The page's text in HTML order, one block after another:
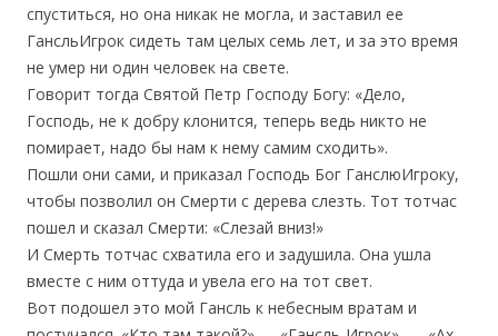
спуститься, но она никак не могла, и заставил ее
ГансльИгрок сидеть там целых семь лет, и за это время
не умер ни один человек на свете.
Говорит тогда Святой Петр Господу Богу: «Дело,
Господь, не к добру клонится, теперь ведь никто не
помирает, надо бы нам к нему самим сходить».
Пошли они сами, и приказал Господь Бог ГанслюИгроку,
чтобы позволил он Смерти с дерева слезть. Тот тотчас
пошел и сказал Смерти: «Слезай вниз!»
И Смерть тотчас схватила его и задушила. Она ушла
вместе с ним оттуда и увела его на тот свет.
Вот подошел это мой Гансль к небесным вратам и